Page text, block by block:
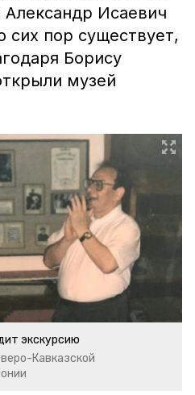
Исаевич
сих пор существует,
Борису
музей
экскурсию
Кавказской